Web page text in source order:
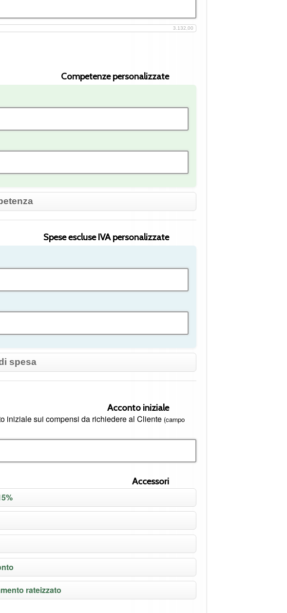
3.132,00
Competenze personalizzate
Spese escluse IVA personalizzate
spesa
Acconto iniziale
iniziale sui compensi da richiedere al Cliente (campo
Accessori
rateizzato